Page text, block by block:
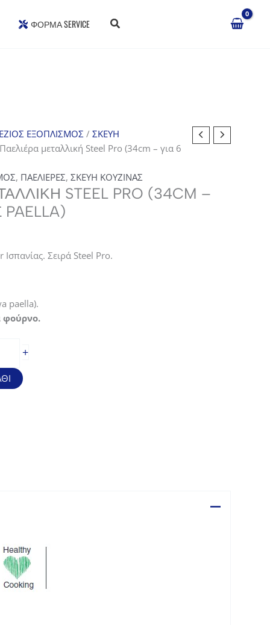
ΦΌΡΜΑ SERVICE
ΕΞΟΠΛΙΣΜΟΣ/ ΣΚΕΥΗ
μεταλλική Steel Pro (34cm – για 6
, ΠΑΕΛΙΕΡΕΣ, ΣΚΕΥΗ ΚΟΥΖΙΝΑΣ
STEEL PRO (34CM –
Ισπανίας. Σειρά Steel Pro.
paella).
φούρνο.
+